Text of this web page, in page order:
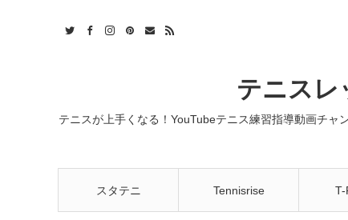
テニス
テニスが上手くなる！YouTubeテニス練習指導動画チ
スタテニ Tennisrise T-